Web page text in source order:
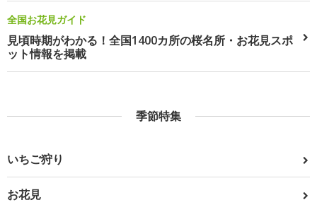
全国お花見ガイド
見頃時期がわかる！全国1400カ所の桜名所・お花見スポ
ット情報を掲載
季節特集
いちご狩り
お花見